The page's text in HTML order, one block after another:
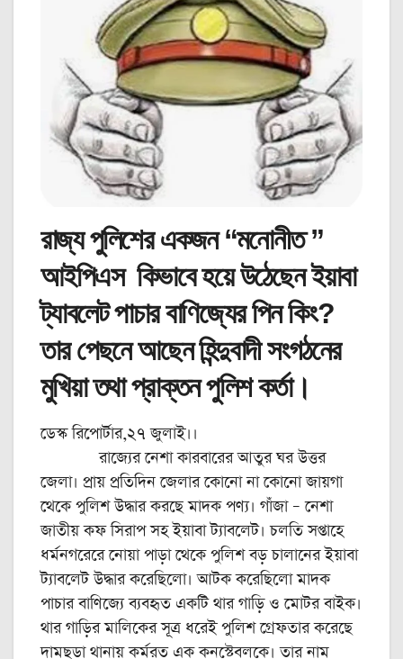
রাজ্য পুলিশের একজন “মনোনীত ”
আইপিএস কিভাবে হয়ে উঠেছেন ইয়াবা
ট্যাবলেট পাচার বাণিজ্যের পিন কিং?
তার পেছনে আছেন হিন্দুবাদী সংগঠনের
মুখিয়া তথা প্রাক্তন পুলিশ কর্তা।
ডেস্ক রিপোর্টার,২৭ জুলাই।।
রাজ্যের নেশা কারবারের আতুর ঘর উত্তর
জেলা। প্রায় প্রতিদিন জেলার কোনো না কোনো জায়গা
থেকে পুলিশ উদ্ধার করছে মাদক পণ্য। গাঁজা – নেশা
জাতীয় কফ সিরাপ সহ ইয়াবা ট্যাবলেট। চলতি সপ্তাহে
ধর্মনগরেরে নোয়া পাড়া থেকে পুলিশ বড় চালানের ইয়াবা
ট্যাবলেট উদ্ধার করেছিলো। আটক করেছিলো মাদক
পাচার বাণিজ্যে ব্যবহৃত একটি থার গাড়ি ও মোটর বাইক।
থার গাড়ির মালিকের সূত্র ধরেই পুলিশ গ্রেফতার করেছে
দামছড়া থানায় কর্মরত এক কনস্টেবলকে। তার নাম